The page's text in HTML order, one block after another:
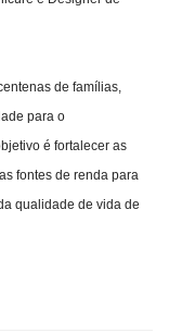
de famílias,
para o
é fortalecer as
fontes de renda para
qualidade de vida de